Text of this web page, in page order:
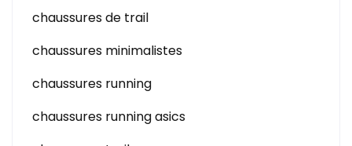
chaussures de trail
chaussures minimalistes
chaussures running
chaussures running asics